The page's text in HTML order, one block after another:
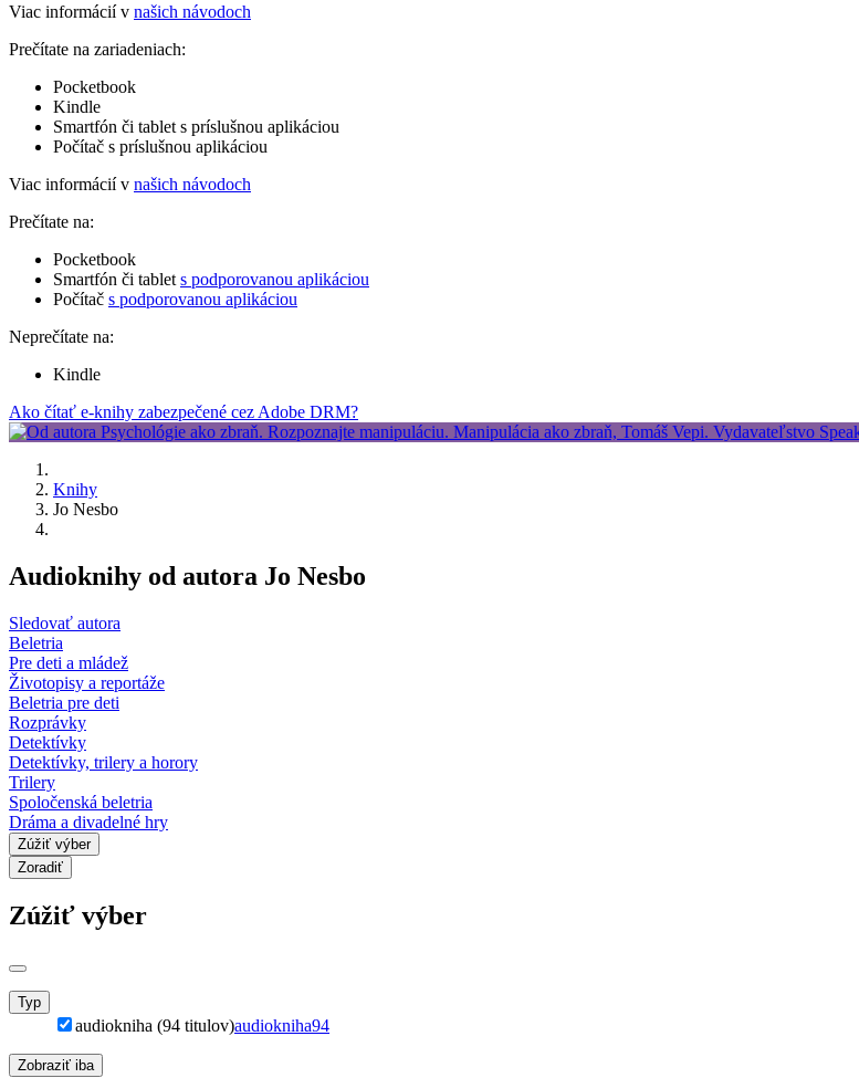
Viac informácií v našich návodoch
Prečítate na zariadeniach:
Pocketbook
Kindle
Smartfón či tablet s príslušnou aplikáciou
Počítač s príslušnou aplikáciou
Viac informácií v našich návodoch
Prečítate na:
Pocketbook
Smartfón či tablet s podporovanou aplikáciou
Počítač s podporovanou aplikáciou
Neprečítate na:
Kindle
Ako čítať e-knihy zabezpečené cez Adobe DRM?
Knihy
Jo Nesbo
Audioknihy od autora Jo Nesbo
Sledovať autora
Beletria
Pre deti a mládež
Životopisy a reportáže
Beletria pre deti
Rozprávky
Detektívky
Detektívky, trilery a horory
Trilery
Spoločenská beletria
Dráma a divadelné hry
Zúžiť výber
Zoradiť
Zúžiť výber
Typ
audiokniha (94 titulov)audiokniha94
Zobraziť iba